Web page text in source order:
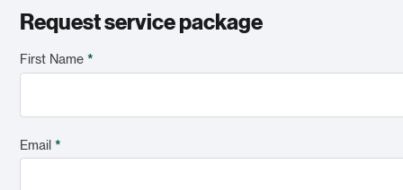
Request service package
First Name *
Email *